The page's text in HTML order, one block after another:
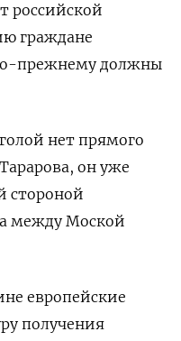
российской
граждане
прежнему должны
нет прямого
Тарарова, он уже
стороной
между Моской
европейские
получения